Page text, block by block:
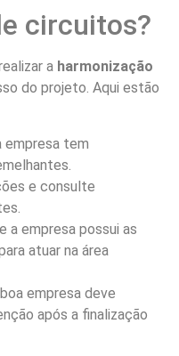
redução do desperdício
energética e a
sobrecargas e falhas
ajuda na
estável de
de equipamentos
e a eficiência nas
em
é